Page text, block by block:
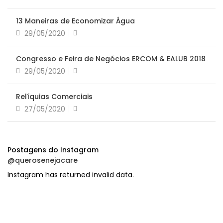
13 Maneiras de Economizar Água
Postado
29/05/2020
Congresso e Feira de Negócios ERCOM & EALUB 2018
Postado
29/05/2020
Relíquias Comerciais
Postado
27/05/2020
Postagens do Instagram
@querosenejacare
Instagram has returned invalid data.